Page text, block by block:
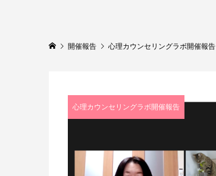
開催報告 心理カウンセリングラボ開催報告
心理カウンセリングラボ開催報告